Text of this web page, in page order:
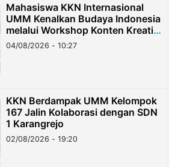
Mahasiswa KKN Internasional
UMM Kenalkan Budaya Indonesia
melalui Workshop Konten Kreatif
di Taiwan
04/08/2026 - 10:27
KKN Berdampak UMM Kelompok
167 Jalin Kolaborasi dengan SDN
1 Karangrejo
02/08/2026 - 19:20